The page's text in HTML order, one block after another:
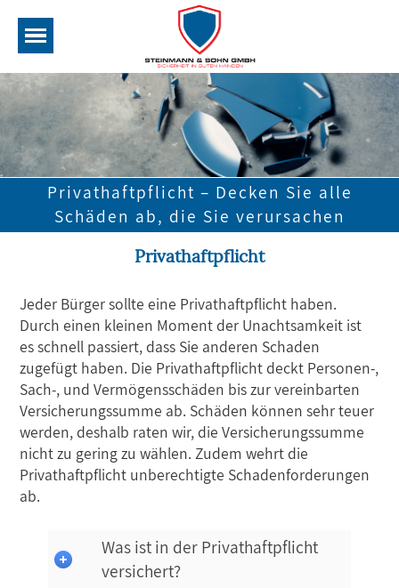
Privathaftpflicht – Decken Sie alle
Schäden ab, die Sie verursachen
Privathaftpflicht
Jeder Bürger sollte eine Privathaftpflicht haben.
Durch einen kleinen Moment der Unachtsamkeit ist
es schnell passiert, dass Sie anderen Schaden
zugefügt haben. Die Privathaftpflicht deckt Personen-,
Sach-, und Vermögensschäden bis zur vereinbarten
Versicherungssumme ab. Schäden können sehr teuer
werden, deshalb raten wir, die Versicherungssumme
nicht zu gering zu wählen. Zudem wehrt die
Privathaftpflicht unberechtigte Schadenforderungen
ab.
Was ist in der Privathaftpflicht
versichert?